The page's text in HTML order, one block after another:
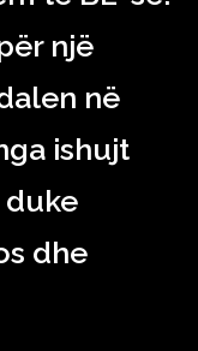
një
në
ishujt
duke
dhe